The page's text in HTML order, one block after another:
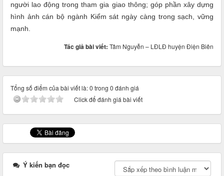
người lao động trong tham gia giao thông; góp phần xây dựng
hình ảnh cán bộ ngành Kiểm sát ngày càng trong sạch, vững
mạnh.
Tác giả bài viết: Tâm Nguyễn – LĐLĐ huyện Điện Biên
Tổng số điểm của bài viết là: 0 trong 0 đánh giá
Click để đánh giá bài viết
Ý kiến bạn đọc